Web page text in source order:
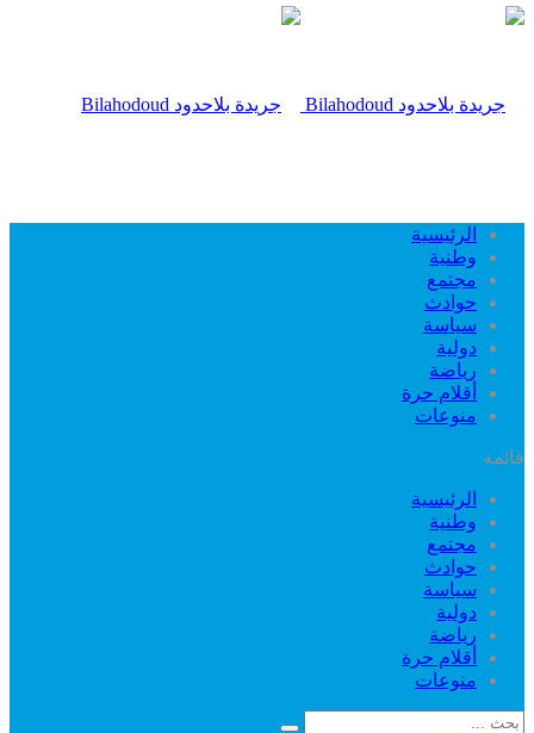
الرئيسية
وطنية
مجتمع
حوادث
سياسة
دولية
رياضة
أقلام حرة
منوعات
قائمة
الرئيسية
وطنية
مجتمع
حوادث
سياسة
دولية
رياضة
أقلام حرة
منوعات